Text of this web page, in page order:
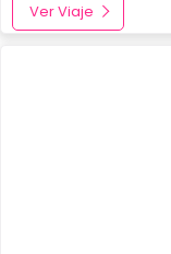
Ver Viaje